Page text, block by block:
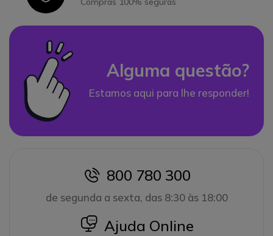
Alguma questão?
Estamos aqui para lhe responder!
icon
800 780 300
de segunda a sexta, das 8:30 às 18:00
icon
Ajuda Online